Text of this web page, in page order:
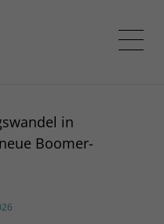
in
Boomer-
am: